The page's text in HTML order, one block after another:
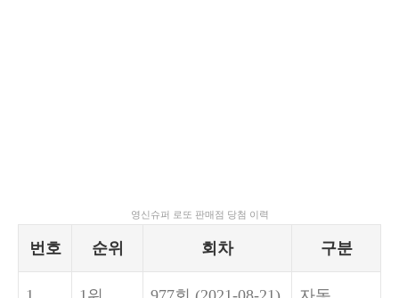
영신슈퍼 로또 판매점 당첨 이력
번호 순위 회차 구분